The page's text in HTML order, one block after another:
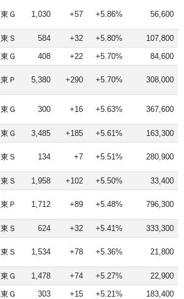
東Ｇ 1,030 +57 +5.86% 56,600
東Ｓ 584 +32 +5.80%
107,800
東Ｇ 408 +22 +5.70% 84,600
東Ｐ 5,380 +290 +5.70% 308,000
東Ｇ 300 +16 +5.63% 367,600
東Ｇ 3,485 +185 +5.61% 163,300
東Ｓ 134 +7 +5.51% 280,900
東Ｓ 1,958 +102 +5.50% 33,400
東Ｐ 1,712 +89 +5.48% 796,300
東Ｓ 624 +32 +5.41% 333,300
東Ｓ 1,534 +78 +5.36% 21,800
東Ｇ 1,478 +74 +5.27%
22,900
東Ｇ 303 +15 +5.21% 183,400